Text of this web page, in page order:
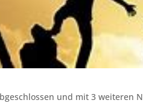
und mit 3 weiteren